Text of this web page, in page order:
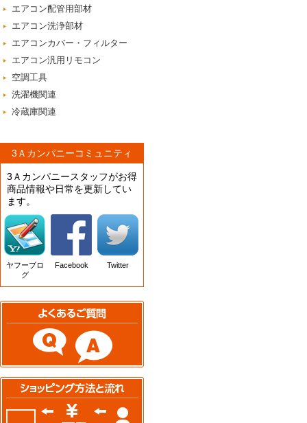
エアコン配管用部材
エアコン洗浄部材
エアコンカバー・フィルター
エアコン汎用リモコン
空調工具
洗濯機関連
冷蔵庫関連
3Ａカンパニーコミュニティ
3Ａカンパニースタッフがお得
商品情報や日常を更新してい
ます。
ヤフーブロ
グ
Facebook Twitter